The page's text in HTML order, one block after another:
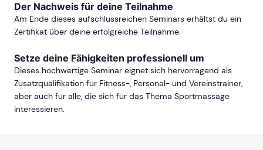
Der Nachweis für deine Teilnahme
Am Ende dieses aufschlussreichen Seminars erhältst du ein
Zertifikat über deine erfolgreiche Teilnahme.
Setze deine Fähigkeiten professionell um
Dieses hochwertige Seminar eignet sich hervorragend als
Zusatzqualifikation für Fitness-, Personal- und Vereinstrainer,
aber auch für alle, die sich für das Thema Sportmassage
interessieren.